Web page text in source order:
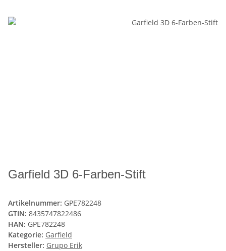
Garfield 3D 6-Farben-Stift
Artikelnummer: GPE782248
GTIN: 8435747822486
HAN: GPE782248
Kategorie: Garfield
Hersteller: Grupo Erik